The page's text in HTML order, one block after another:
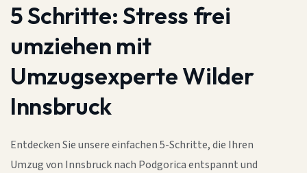
5 Schritte:Stress frei
umziehen mit
Umzugsexperte Wilder
Innsbruck
Entdecken Sie unsere einfachen 5-Schritte, die Ihren
Umzug von Innsbruck nach Podgorica entspannt und